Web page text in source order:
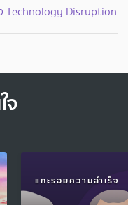
Technology Disruption
จ
แกะรอยความสำเร็จ